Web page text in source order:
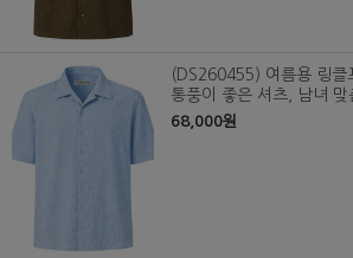
(DS260455) 여름용 링클
통풍이 좋은 셔츠, 남녀 맞
68,000원